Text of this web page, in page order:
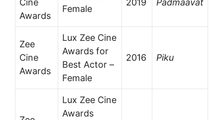
Cine
Awards
Female
2019 Padmaavat
Zee
Cine
Awards
Lux Zee Cine
Awards for
Best Actor –
Female
2016 Piku
Lux Zee Cine
Awards